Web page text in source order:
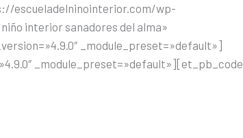
escueladelninointerior.com/wp-
interior sanadores del alma»
_module_preset=»default»]
_module_preset=»default»][et_pb_code